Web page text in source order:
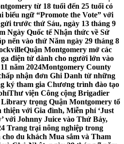
từ 18 tuổi đến 25 tuổi có
biểu ngữ “Promote the Vote” với
trước thứ Sáu, ngày 13 tháng 9
Ngày Quốc tế Nhận thức về Sử
nến vào thứ Năm ngày 29 tháng 8
Quận Montgomery mở các
điện tử dành cho người lớn vào
năm 2024Montgomery County
nhận đơn Ghi Danh từ những
ký tham gia Chương trình đào tạo
Thư viện Công cộng Brigadier
Library trọng Quận Montgomery tổ
với Gia đình, Miễn phí ‘Just
với Johnny Juice vào Thứ Bảy,
Trang trại nông nghiệp trong
du khách Mua sắm và Tham